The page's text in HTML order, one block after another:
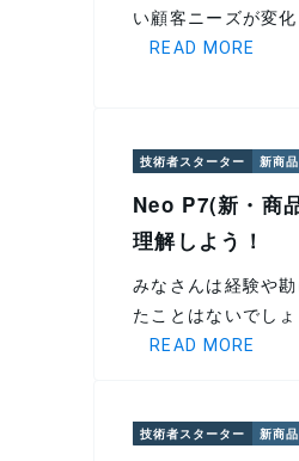
い顧客ニーズが変
READ MORE
技術者スターター 新商
Neo P7(新・商
理解しよう！
みなさんは経験や
たことはないでし
READ MORE
技術者スターター 新商